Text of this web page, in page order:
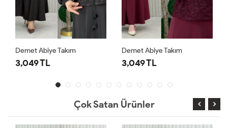
Demet Abiye Takım
3,049 TL
Demet Abiye Takım
3,049 TL
Çok Satan Ürünler